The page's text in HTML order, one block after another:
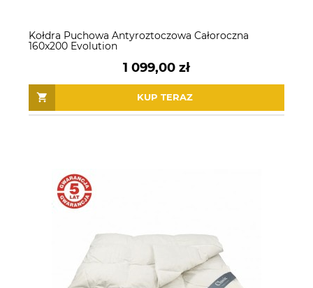
Kołdra Puchowa Antyroztoczowa Całoroczna
160x200 Evolution
1 099,00 zł
KUP TERAZ